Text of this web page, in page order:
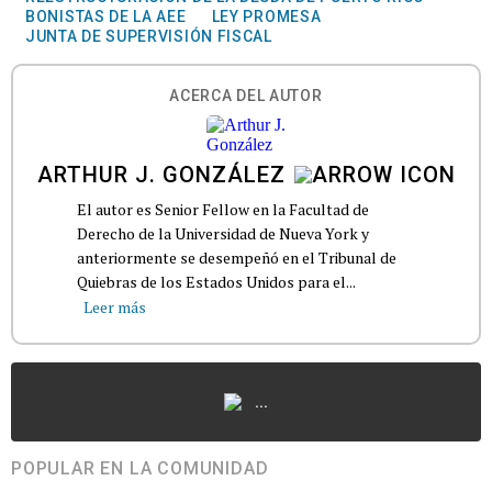
BONISTAS DE LA AEE
LEY PROMESA
JUNTA DE SUPERVISIÓN FISCAL
ACERCA DEL AUTOR
ARTHUR J. GONZÁLEZ
El autor es Senior Fellow en la Facultad de
Derecho de la Universidad de Nueva York y
anteriormente se desempeñó en el Tribunal de
Quiebras de los Estados Unidos para el...
Leer más
...
POPULAR EN LA COMUNIDAD